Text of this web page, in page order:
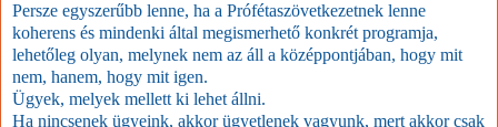
Persze egyszerűbb lenne, ha a Prófétaszövetkezetnek lenne
koherens és mindenki által megismerhető konkrét programja,
lehetőleg olyan, melynek nem az áll a középpontjában, hogy mit
nem, hanem, hogy mit igen.
Ügyek, melyek mellett ki lehet állni.
Ha nincsenek ügyeink, akkor ügyetlenek vagyunk, mert akkor csak